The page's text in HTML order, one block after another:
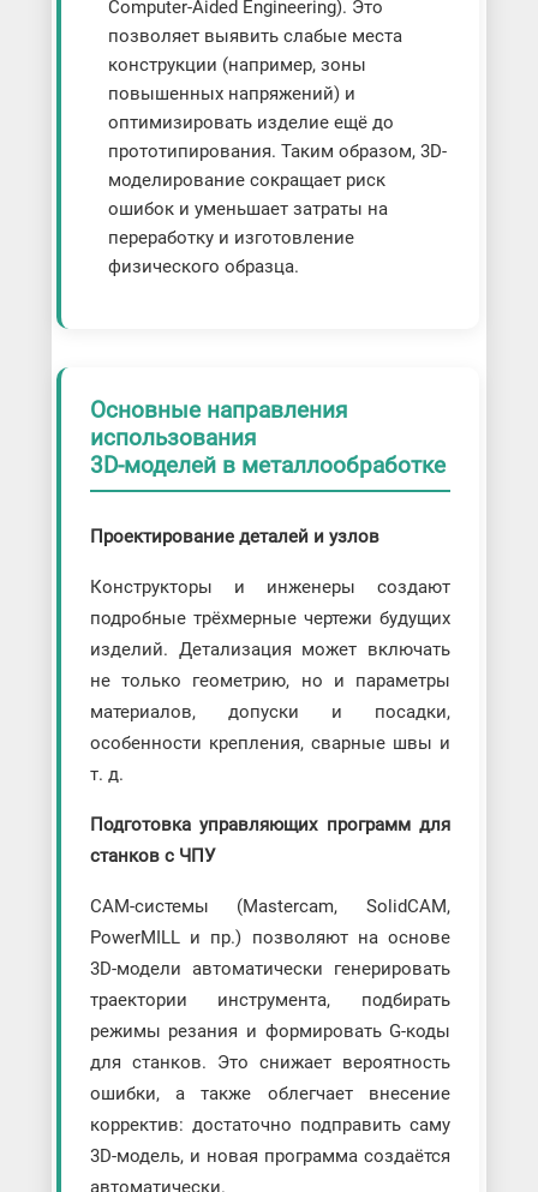
Computer-Aided Engineering). Это
позволяет выявить слабые места
конструкции (например, зоны
повышенных напряжений) и
оптимизировать изделие ещё до
прототипирования. Таким образом, 3D-
моделирование сокращает риск
ошибок и уменьшает затраты на
переработку и изготовление
физического образца.
Основные направления
использования
3D-моделей в металлообработке
Проектирование деталей и узлов
Конструкторы и инженеры создают
подробные трёхмерные чертежи будущих
изделий. Детализация может включать
не только геометрию, но и параметры
материалов, допуски и посадки,
особенности крепления, сварные швы и
т. д.
Подготовка управляющих программ для
станков с ЧПУ
CAM-системы (Mastercam, SolidCAM,
PowerMILL и пр.) позволяют на основе
3D-модели автоматически генерировать
траектории инструмента, подбирать
режимы резания и формировать G-коды
для станков. Это снижает вероятность
ошибки, а также облегчает внесение
корректив: достаточно подправить саму
3D-модель, и новая программа создаётся
автоматически.